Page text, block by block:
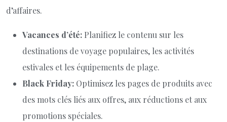
d’affaires.
Vacances d’été: Planifiez le contenu sur les
destinations de voyage populaires, les activités
estivales et les équipements de plage.
Black Friday: Optimisez les pages de produits avec
des mots clés liés aux offres, aux réductions et aux
promotions spéciales.